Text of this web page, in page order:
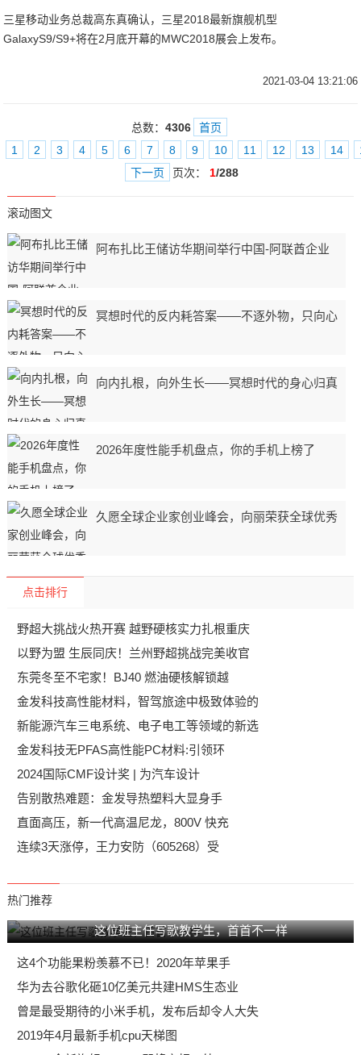
三星移动业务总裁高东真确认，三星2018最新旗舰机型
GalaxyS9/S9+将在2月底开幕的MWC2018展会上发布。
2021-03-04 13:21:06
总数： 4306
首页
1
2 3 4 5 6 7 8 9 10 11 12 13 14
下一页
页次： 1/288
滚动图文
阿布扎比王储访华期间举行中国-阿联酋企业
冥想时代的反内耗答案——不逐外物，只向心
向内扎根，向外生长——冥想时代的身心归真
2026年度性能手机盘点，你的手机上榜了
久愿全球企业家创业峰会，向丽荣获全球优秀
点击排行
野超大挑战火热开赛 越野硬核实力扎根重庆
以野为盟 生辰同庆！兰州野超挑战完美收官
东莞冬至不宅家！BJ40 燃油硬核解锁越
金发科技高性能材料，智驾旅途中极致体验的
新能源汽车三电系统、电子电工等领域的新选
金发科技无PFAS高性能PC材料:引领环
2024国际CMF设计奖 | 为汽车设计
告别散热难题：金发导热塑料大显身手
直面高压，新一代高温尼龙，800V 快充
连续3天涨停，王力安防（605268）受
热门推荐
这位班主任写歌教学生，首首不一样
这4个功能果粉羡慕不已！2020年苹果手
华为去谷歌化砸10亿美元共建HMS生态业
曾是最受期待的小米手机，发布后却令人大失
2019年4月最新手机cpu天梯图